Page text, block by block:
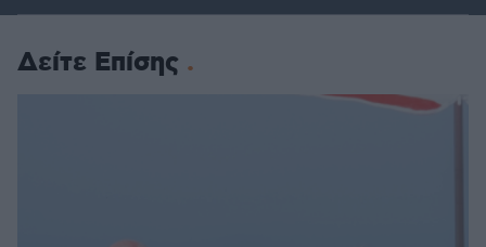
Δείτε Επίσης